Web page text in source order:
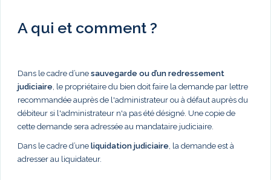
A qui et comment ?
Dans le cadre d’une sauvegarde ou d’un redressement
judiciaire , le propriétaire du bien doit faire la demande par lettre
recommandée auprès de l'administrateur ou à défaut auprès du
débiteur si l'administrateur n'a pas été désigné. Une copie de
cette demande sera adressée au mandataire judiciaire.
Dans le cadre d’une liquidation judiciaire , la demande est à
adresser au liquidateur.